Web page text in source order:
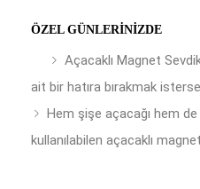
ÖZEL GÜNLERINIZDE
Açacaklı Magnet
ait bir hatıra bırakmak
Hem şişe açacağı hem
kullanılabilen açacaklı